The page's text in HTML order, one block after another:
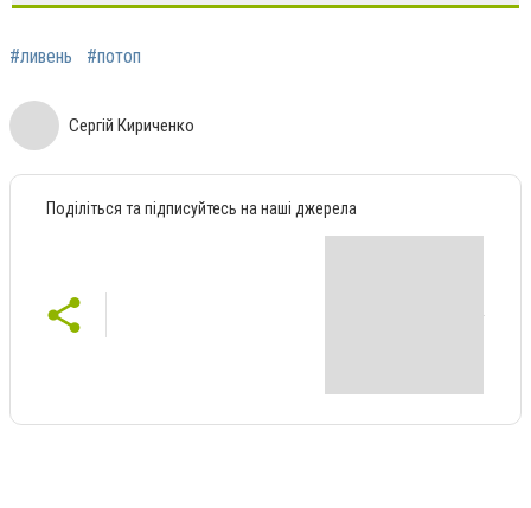
#ливень #потоп
Сергій Кириченко
Поділіться та підписуйтесь на наші джерела